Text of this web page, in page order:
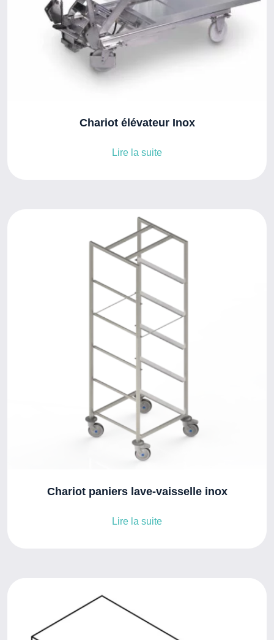
Chariot élévateur Inox
Lire la suite
Chariot paniers lave-vaisselle inox
Lire la suite